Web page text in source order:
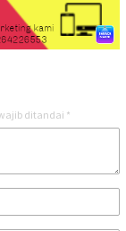
ditandai *